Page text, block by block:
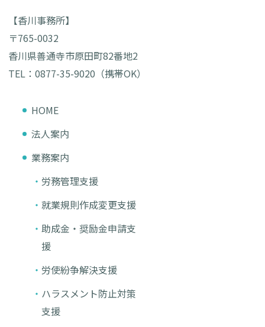
【香川事務所】
〒765-0032
香川県善通寺市原田町82番地2
TEL：0877-35-9020（携帯OK）
HOME
法人案内
業務案内
労務管理支援
就業規則作成変更支援
助成金・奨励金申請支
援
労使紛争解決支援
ハラスメント防止対策
支援